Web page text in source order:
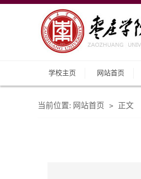
学校主页 网站首页
当前位置: 网站首页 > 正文